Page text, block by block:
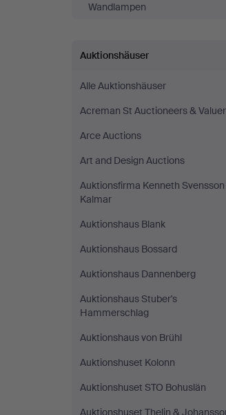
Wandlampen
Auktionshäuser
Alle Auktionshäuser
Acreman St Auctioneers &
Arce Auctions
Art and Design Auctions
Auktionsfirma Kenneth Svensson
Kalmar
Auktionshaus Blank
Auktionshaus Bossard
Auktionshaus Dannenberg
Auktionshaus Stuber's
Hammerschlag
Auktionshaus von Brühl
Auktionshuset Kolonn
Auktionshuset STO Bohuslän
Auktionshuset Thelin &